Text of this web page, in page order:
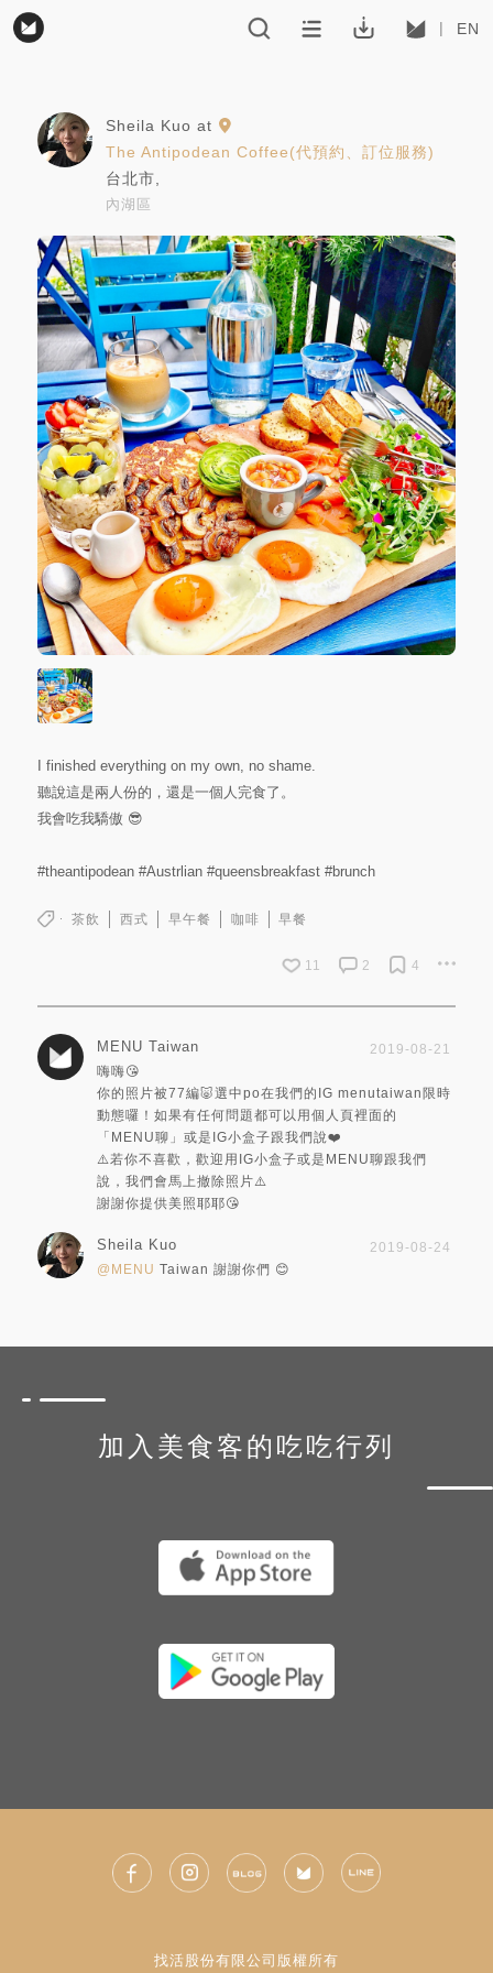
EN
Sheila Kuo at
The Antipodean Coffee(代預約、訂位服務)
台北市
內湖區
I finished everything on my own, no shame.
聽說這是兩人份的，還是一個人完食了。
我會吃我驕傲 😎
#theantipodean #Austrlian #queensbreakfast #brunch
茶飲 西式 早午餐 咖啡 早餐
11 2 4
MENU Taiwan
2019-08-21
嗨嗨😘
你的照片被77編🐷選中po在我們的IG menutaiwan限時
動態囉！如果有任何問題都可以用個人頁裡面的
「MENU聊」或是IG小盒子跟我們說❤️
⚠️若你不喜歡，歡迎用IG小盒子或是MENU聊跟我們
說，我們會馬上撤除照片⚠️
謝謝你提供美照耶耶😘
Sheila Kuo
2019-08-24
@MENU Taiwan 謝謝你們 😊
加入美食客的吃吃行列
找活股份有限公司版權所有